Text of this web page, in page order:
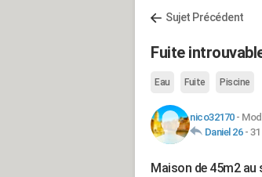
Sujet Précédent
Fuite
Eau Fuite Piscine
nico32170-
Daniel 26-
Maison de 45m2 au